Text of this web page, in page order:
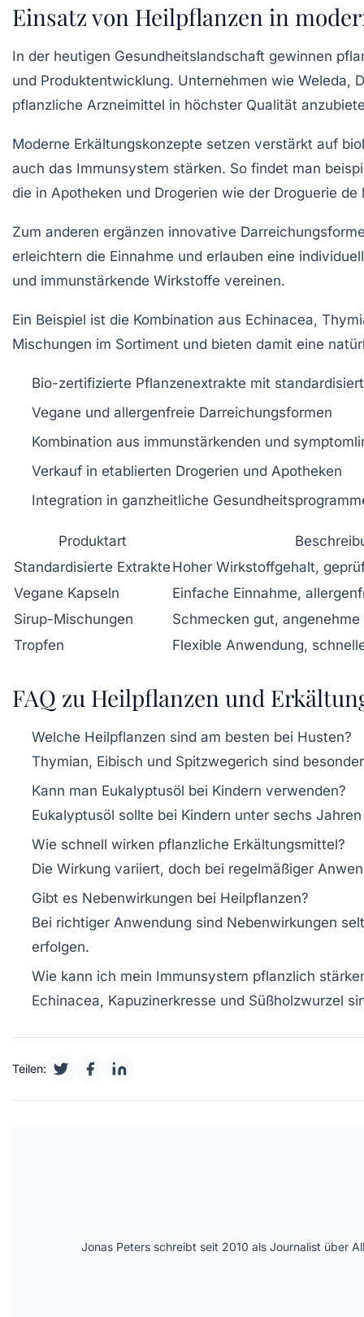
Einsatz von Heilpflanzen in
In der heutigen Gesundheitslandschaft gewinnen
und Produktentwicklung. Unternehmen wie Weleda,
pflanzliche Arzneimittel in höchster Qualität
Moderne Erkältungskonzepte setzen verstärkt auf
auch das Immunsystem stärken. So findet man
die in Apotheken und Drogerien wie der Droguerie de
Zum anderen ergänzen innovative
erleichtern die Einnahme und erlauben eine
und immunstärkende Wirkstoffe vereinen.
Ein Beispiel ist die Kombination aus Echinacea,
Mischungen im Sortiment und bieten damit eine
Bio-zertifizierte Pflanzenextrakte mit
Vegane und allergenfreie Darreichungsformen
Kombination aus immunstärkenden und
Verkauf in etablierten Drogerien und Apotheken
Integration in ganzheitliche
Produktart
Standardisierte Extrakte Hoher Wirkstoffgehalt,
Vegane Kapseln
Einfache Einnahme,
Sirup-Mischungen
Schmecken gut,
Tropfen
Flexible Anwendung,
FAQ zu Heilpflanzen und
Welche Heilpflanzen sind am besten bei Husten?
Thymian, Eibisch und Spitzwegerich sind
Kann man Eukalyptusöl bei Kindern verwenden?
Eukalyptusöl sollte bei Kindern unter sechs
Wie schnell wirken pflanzliche Erkältungsmittel?
Die Wirkung variiert, doch bei regelmäßiger
Gibt es Nebenwirkungen bei Heilpflanzen?
Bei richtiger Anwendung sind Nebenwirkungen
erfolgen.
Wie kann ich mein Immunsystem pflanzlich
Echinacea, Kapuzinerkresse und Süßholzwurzel
Teilen:
Jonas Peters schreibt seit 2010 als Journalist über